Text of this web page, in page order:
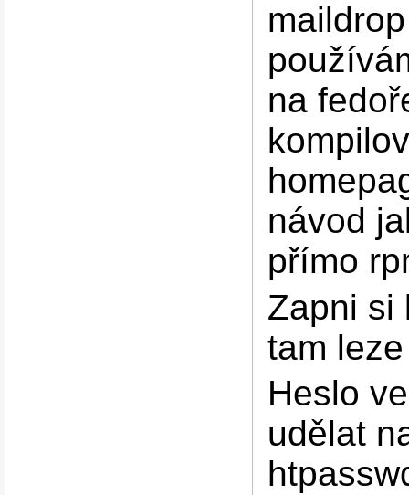
na
návod
přímo
Zapni si
tam
Heslo
udělat